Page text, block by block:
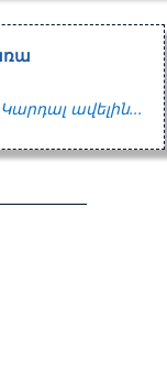
Կարդալ ավելին...